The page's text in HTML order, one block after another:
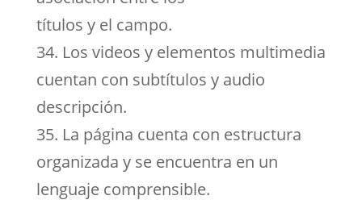
títulos y el campo.
34. Los videos y elementos multimedia
cuentan con subtítulos y audio
descripción.
35. La página cuenta con estructura
organizada y se encuentra en un
lenguaje comprensible.